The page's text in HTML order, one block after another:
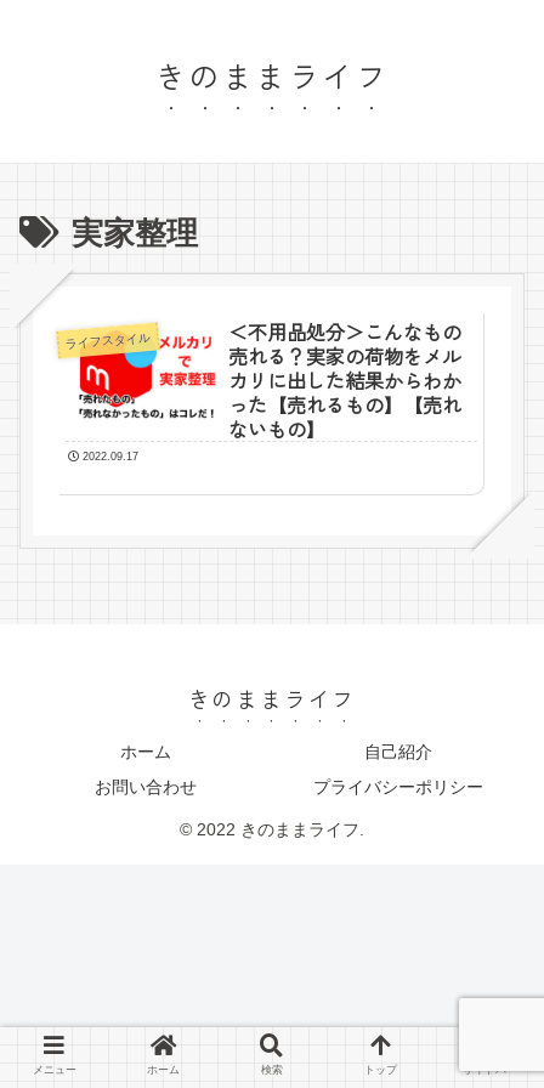
きのままライフ
実家整理
ライフスタイル
＜不用品処分＞こんなもの
売れる？実家の荷物をメル
カリに出した結果からわか
った【売れるもの】【売れ
ないもの】
2022.09.17
きのままライフ
ホーム
自己紹介
お問い合わせ
プライバシーポリシー
© 2022 きのままライフ.
メニュー ホーム 検索 トップ サイドバー